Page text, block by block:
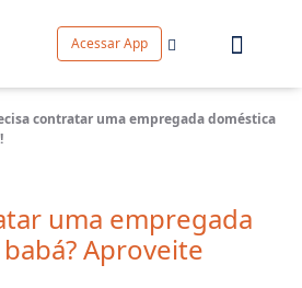
Acessar App
contratar uma empregada doméstica
uma empregada
Aproveite